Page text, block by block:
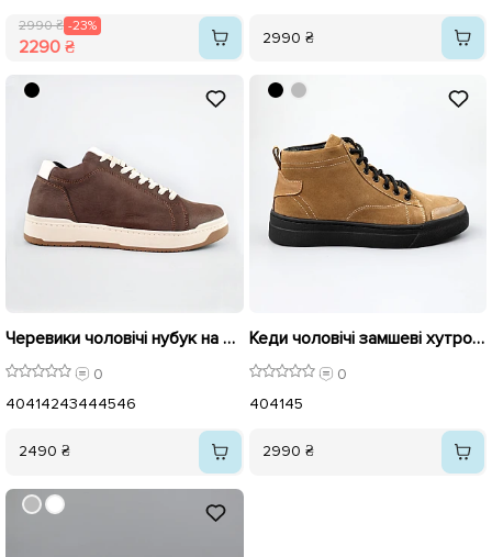
2990 ₴ -23%
2290 ₴ 2990 ₴
Черевики чоловічі нубук на хутрі 592392 Коричневі
0
40414243444546
2490 ₴
Кеди чоловічі замшеві хутро 590134 Коричневі
0
404145
2990 ₴